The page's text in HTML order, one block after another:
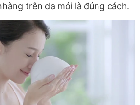
trên da mới là đúng cách.